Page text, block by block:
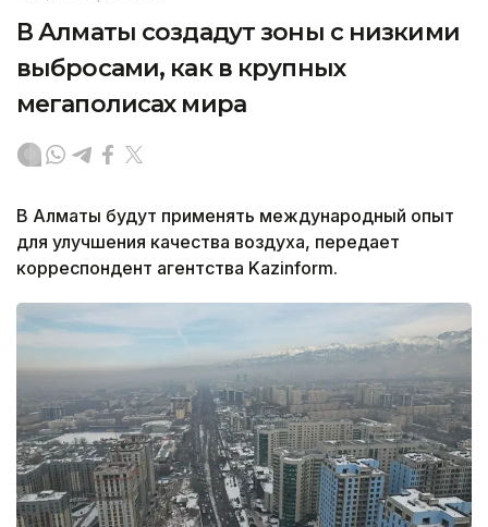
В Алматы создадут зоны с низкими
выбросами, как в крупных
мегаполисах мира
В Алматы будут применять международный опыт
для улучшения качества воздуха, передает
корреспондент агентства Kazinform.